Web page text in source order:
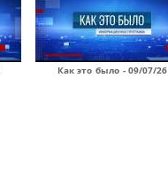
Как это было - 09/07/26